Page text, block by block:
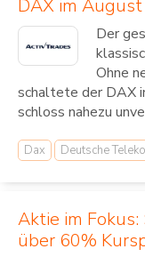
DAX im
Der
Ohne
schaltete der DAX
schloss nahezu
Dax Deutsche
Aktie im
über 60%